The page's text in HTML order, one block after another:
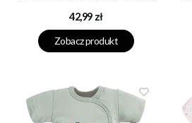
Cena
42,99 zł
Zobacz produkt